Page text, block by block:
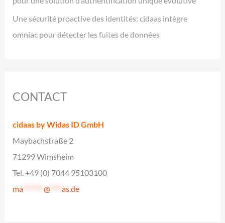
Une sécurité proactive des identités: cidaas intègre
omniac pour détecter les fuites de données
CONTACT
cidaas by Widas ID GmbH
Maybachstraße 2
71299 Wimsheim
Tel. +49 (0) 7044 95103100
ma*******@ ****as.de